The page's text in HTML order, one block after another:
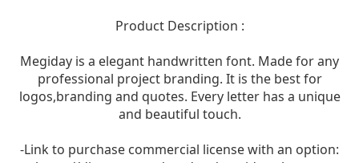
Product Description :
Megiday is a elegant handwritten font. Made for any
professional project branding. It is the best for
logos,branding and quotes. Every letter has a unique
and beautiful touch.
-Link to purchase commercial license with an option: